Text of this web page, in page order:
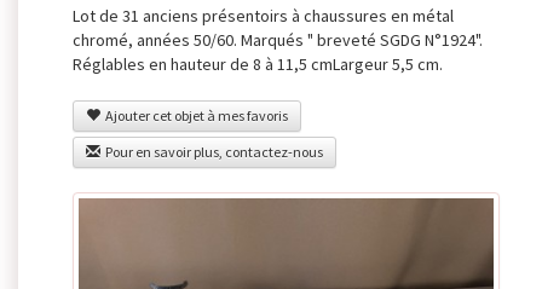
Lot de 31 anciens présentoirs à chaussures en métal
chromé, années 50/60. Marqués " breveté SGDG N°1924".
Réglables en hauteur de 8 à 11,5 cmLargeur 5,5 cm.
Ajouter cet objet à mes favoris
Pour en savoir plus, contactez-nous